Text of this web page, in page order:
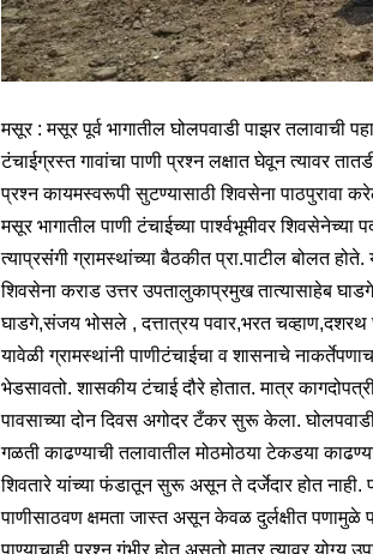
मसूर : मसूर पूर्व भागातील घोलपवाडी पाझर तलावाची
टंचाईग्रस्त गावांचा पाणी प्रश्‍न लक्षात घेवून त्यावर
प्रश्‍न कायमस्वरूपी सुटण्यासाठी शिवसेना पाठपुरावा
मसूर भागातील पाणी टंचाईच्या पार्श्‍वभूमीवर
त्याप्रसंंगी ग्रामस्थांच्या बैठकीत प्रा.पाटील बोलत
शिवसेना कराड उत्तर उपतालुकाप्रमुख तात्यासाहेब
घाडगे,संजय भोसले , दत्तात्रय पवार,भरत चव्हाण,दशरथ
यावेळी ग्रामस्थांनी पाणीटंचाईचा व शासनाचे
भेडसावतो. शासकीय टंचाई दौरे होतात. मात्र
पावसाच्या दोन दिवस अगोदर टँकर सुरू केला.
गळती काढण्याची तलावातील मोठमोठया टेकडया
शिवतारे यांच्या फंडातून सुरू असून ते दर्जेदार होत नाही.
पाणीसाठवण क्षमता जास्त असून केवळ दुर्लक्षीत पणामुळे
पाण्याचाही प्रश्‍न गंभीर होत असतो.मात्र त्यावर योग्य